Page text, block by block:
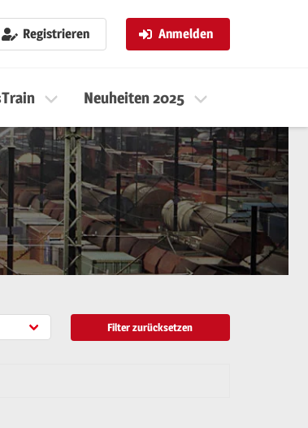
Registrieren Anmelden
Neuheiten 2025
Filter zurücksetzen